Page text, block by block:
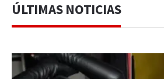
ÚLTIMAS NOTICIAS